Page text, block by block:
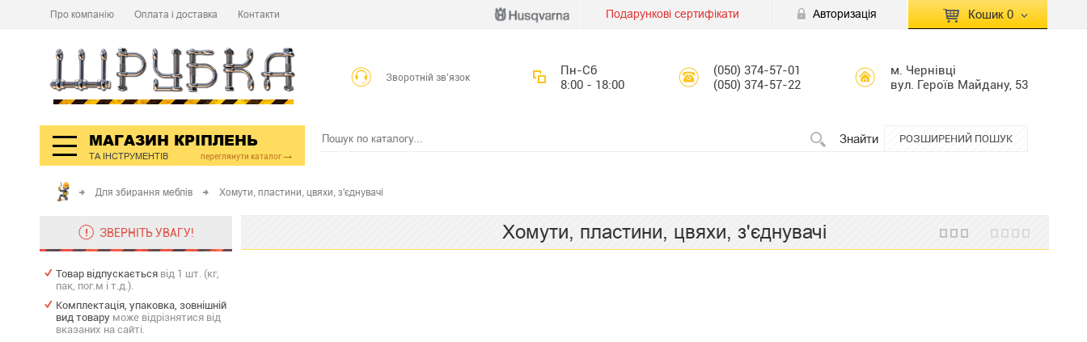
Про компанію Оплата і доставка Контакти Подарункові сертифікати Авторизація Кошик 0
Зворотній зв’язок
Пн-Сб
8:00 - 18:00
(050) 374-57-01
(050) 374-57-22
м. Чернівці
вул. Героїв Майдану, 53
переглянути каталог
МАГАЗИН КРІПЛЕНЬ
ТА ІНСТРУМЕНТІВ
Знайти РОЗШИРЕНИЙ ПОШУК
Для збирання меблів Хомути, пластини, цвяхи, з'єднувачі
ЗВЕРНІТЬ УВАГУ!
Товар відпускається від 1 шт. (кг,
пак, пог.м і т.д.).
Комплектація, упаковка, зовнішній
вид товару може відрізнятися від
вказаних на сайті.
Хомути, пластини, цвяхи, з'єднувачі